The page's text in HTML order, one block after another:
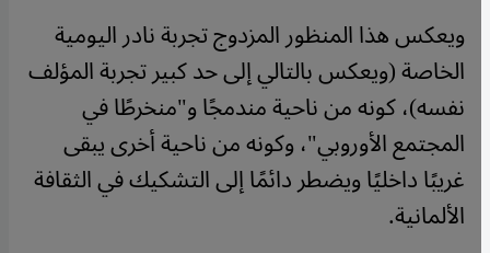
ويعكس هذا المنظور المزدوج تجربة نادر اليومية
الخاصة (ويعكس بالتالي إلى حد كبير تجربة المؤلف
نفسه)، كونه من ناحية مندمجًا و"منخرطًا في
المجتمع الأوروبي"، وكونه من ناحية أخرى يبقى
غريبًا داخليًا ويضطر دائمًا إلى التشكيك في الثقافة
الألمانية.